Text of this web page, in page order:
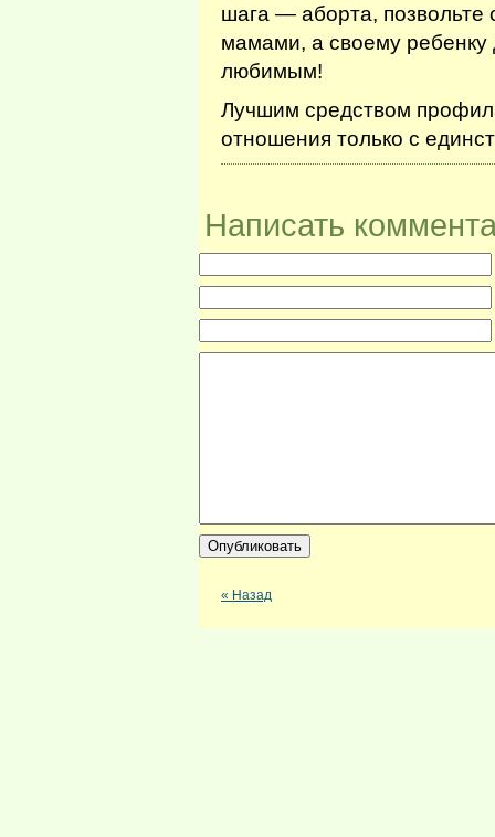
шага — аборта, позвольте
мамами, а своему ребенку
любимым!
Лучшим средством
отношения только с
Написать
« Назад